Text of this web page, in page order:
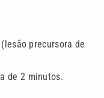
precursora de
de 2 minutos.